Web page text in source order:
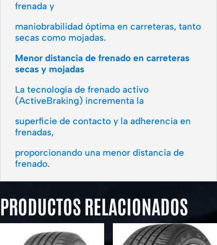
frenada y
maniobrabilidad óptima en carreteras, tanto
secas como mojadas.
Menor distancia de frenado en carreteras
secas y mojadas
La tecnología de frenado activo
(ActiveBraking) incrementa la
superficie de contacto y la adherencia en
frenadas,
proporcionando una menor distancia de
frenado.
PRODUCTOS RELACIONADOS